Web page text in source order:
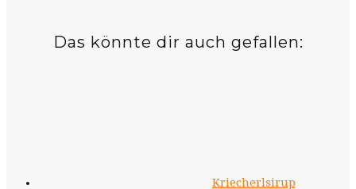
Das könnte dir auch gefallen:
Kriecherlsirup